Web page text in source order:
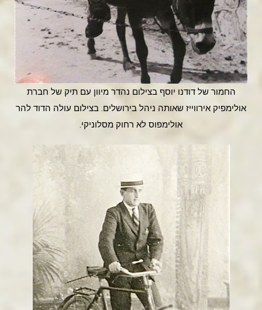
החמור של דודנו יוסף בצילום נהדר מיוון עם תיק של חברת
אולימפיק אירווייז שאותה ניהל בירושלים. בצילום עולה הדוד להר
אולימפוס לא רחוק מסלוניקי.